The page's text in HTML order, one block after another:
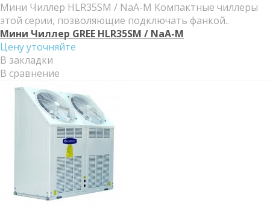
Мини Чиллер HLR35SM / NaA-M Компактные чиллеры
этой серии, позволяющие подключать фанкой..
Мини Чиллер GREE HLR35SM / NaA-M
Цену уточняйте
В закладки
В сравнение